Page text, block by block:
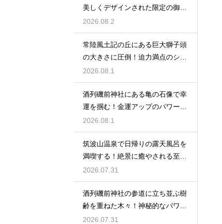
美しくデザインされた限定の御朱
印の魅力
2026.08.2
常陸風土記の丘にある巨大獅子頭
の大きさに圧倒！迫力満点のシン
ボル
2026.08.1
酒列磯前神社にある亀の石像で幸
運を掴む！金運アップのパワース
ポット
2026.08.1
筑波山温泉で日帰りの露天風呂を
満喫する！絶景に癒やされる至福
の時間
2026.07.31
酒列磯前神社の参道に立ち並ぶ樹
齢を重ねた木々！神秘的なパワー
を満喫
2026.07.31